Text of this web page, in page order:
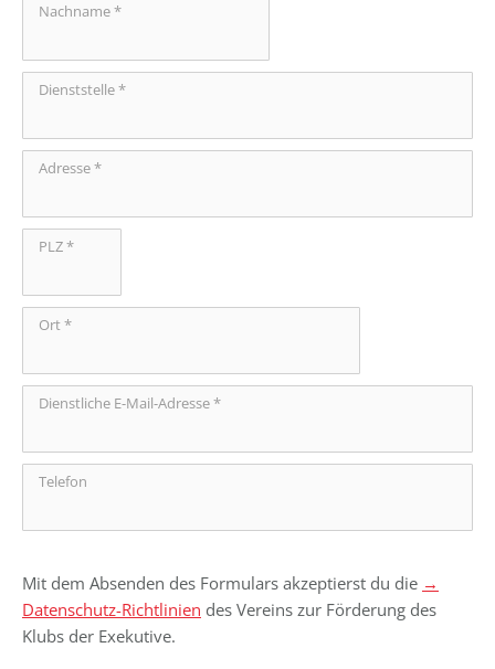
Nachname *
Dienststelle *
Adresse *
PLZ *
Ort *
Dienstliche E-Mail-Adresse *
Telefon
Mit dem Absenden des Formulars akzeptierst du die →
Datenschutz-Richtlinien des Vereins zur Förderung des
Klubs der Exekutive.